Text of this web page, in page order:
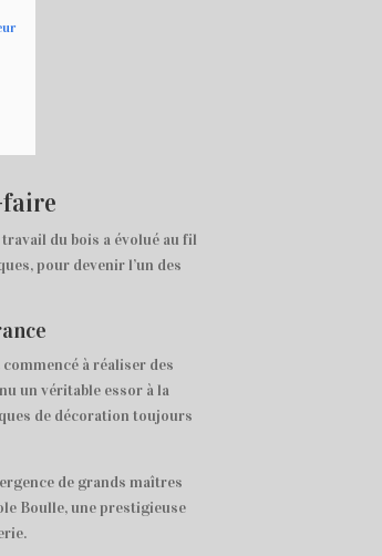
faire
travail du bois a évolué au fil
pour devenir l’un des
à réaliser des
un véritable essor à la
de décoration toujours
de grands maîtres
Boulle, une prestigieuse